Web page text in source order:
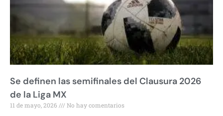
Se definen las semifinales del Clausura 2026
de la Liga MX
11 de mayo, 2026 No hay comentarios